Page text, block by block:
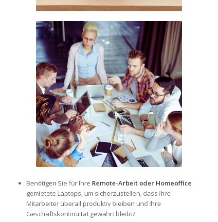
Benötigen Sie für Ihre Remote-Arbeit oder Homeoffice
gemietete Laptops, um sicherzustellen, dass Ihre
Mitarbeiter überall produktiv bleiben und Ihre
Geschäftskontinuität gewahrt bleibt?